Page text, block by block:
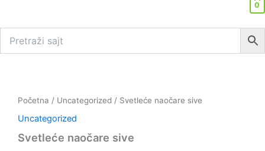
0
Početna / Uncategorized / Svetleće naočare sive
Uncategorized
Svetleće naočare sive
sive